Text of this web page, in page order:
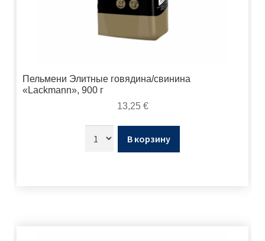
Пельмени Элитные говядина/свинина
«Lackmann», 900 г
13,25 €
В корзину